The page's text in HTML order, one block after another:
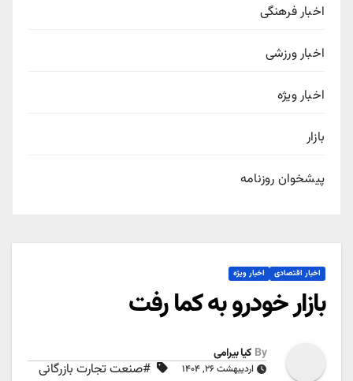
اخبار فرهنگی
اخبار ورزشی
اخبار ویژه
بازار
پیشخوان روزنامه
اخبار اقتصادی اخبار ویژه
بازار خودرو به کما رفت
By کیا بیرامی
اردیبهشت ۲۶, ۱۴۰۴ #صنعت تجارت بازرگانی